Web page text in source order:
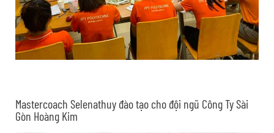
Mastercoach Selenathuy đào tạo cho đội ngũ Công Ty Sài
Gòn Hoàng Kim